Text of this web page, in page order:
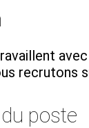
recrutons
poste